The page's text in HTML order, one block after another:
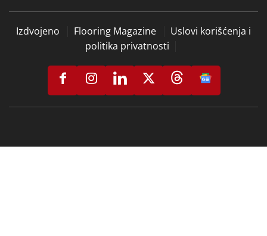
Izdvojeno Flooring Magazine
Uslovi korišćenja i
politika privatnosti